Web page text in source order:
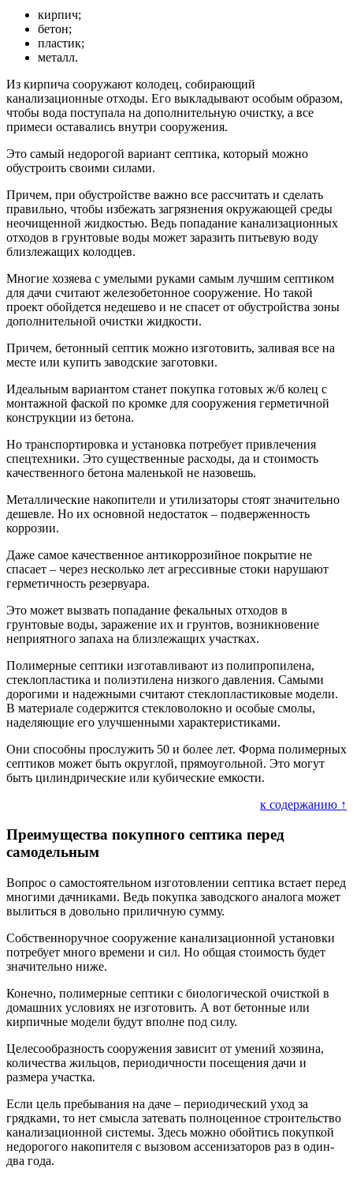
кирпич;
бетон;
пластик;
металл.
Из кирпича сооружают колодец, собирающий
канализационные отходы. Его выкладывают особым образом,
чтобы вода поступала на дополнительную очистку, а все
примеси оставались внутри сооружения.
Это самый недорогой вариант септика, который можно
обустроить своими силами.
Причем, при обустройстве важно все рассчитать и сделать
правильно, чтобы избежать загрязнения окружающей среды
неочищенной жидкостью. Ведь попадание канализационных
отходов в грунтовые воды может заразить питьевую воду
близлежащих колодцев.
Многие хозяева с умелыми руками самым лучшим септиком
для дачи считают железобетонное сооружение. Но такой
проект обойдется недешево и не спасет от обустройства зоны
дополнительной очистки жидкости.
Причем, бетонный септик можно изготовить, заливая все на
месте или купить заводские заготовки.
Идеальным вариантом станет покупка готовых ж/б колец с
монтажной фаской по кромке для сооружения герметичной
конструкции из бетона.
Но транспортировка и установка потребует привлечения
спецтехники. Это существенные расходы, да и стоимость
качественного бетона маленькой не назовешь.
Металлические накопители и утилизаторы стоят значительно
дешевле. Но их основной недостаток – подверженность
коррозии.
Даже самое качественное антикоррозийное покрытие не
спасает – через несколько лет агрессивные стоки нарушают
герметичность резервуара.
Это может вызвать попадание фекальных отходов в
грунтовые воды, заражение их и грунтов, возникновение
неприятного запаха на близлежащих участках.
Полимерные септики изготавливают из полипропилена,
стеклопластика и полиэтилена низкого давления. Самыми
дорогими и надежными считают стеклопластиковые модели.
В материале содержится стекловолокно и особые смолы,
наделяющие его улучшенными характеристиками.
Они способны прослужить 50 и более лет. Форма полимерных
септиков может быть округлой, прямоугольной. Это могут
быть цилиндрические или кубические емкости.
к содержанию ↑
Преимущества покупного септика перед
самодельным
Вопрос о самостоятельном изготовлении септика встает перед
многими дачниками. Ведь покупка заводского аналога может
вылиться в довольно приличную сумму.
Собственноручное сооружение канализационной установки
потребует много времени и сил. Но общая стоимость будет
значительно ниже.
Конечно, полимерные септики с биологической очисткой в
домашних условиях не изготовить. А вот бетонные или
кирпичные модели будут вполне под силу.
Целесообразность сооружения зависит от умений хозяина,
количества жильцов, периодичности посещения дачи и
размера участка.
Если цель пребывания на даче – периодический уход за
грядками, то нет смысла затевать полноценное строительство
канализационной системы. Здесь можно обойтись покупкой
недорогого накопителя с вызовом ассенизаторов раз в один-
два года.